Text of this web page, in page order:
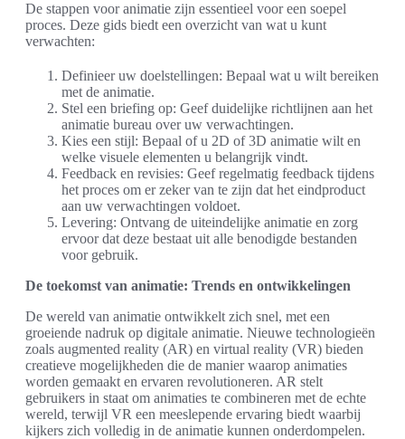
De stappen voor animatie zijn essentieel voor een soepel
proces. Deze gids biedt een overzicht van wat u kunt
verwachten:
Definieer uw doelstellingen: Bepaal wat u wilt bereiken
met de animatie.
Stel een briefing op: Geef duidelijke richtlijnen aan het
animatie bureau over uw verwachtingen.
Kies een stijl: Bepaal of u 2D of 3D animatie wilt en
welke visuele elementen u belangrijk vindt.
Feedback en revisies: Geef regelmatig feedback tijdens
het proces om er zeker van te zijn dat het eindproduct
aan uw verwachtingen voldoet.
Levering: Ontvang de uiteindelijke animatie en zorg
ervoor dat deze bestaat uit alle benodigde bestanden
voor gebruik.
De toekomst van animatie: Trends en ontwikkelingen
De wereld van animatie ontwikkelt zich snel, met een
groeiende nadruk op digitale animatie. Nieuwe technologieën
zoals augmented reality (AR) en virtual reality (VR) bieden
creatieve mogelijkheden die de manier waarop animaties
worden gemaakt en ervaren revolutioneren. AR stelt
gebruikers in staat om animaties te combineren met de echte
wereld, terwijl VR een meeslepende ervaring biedt waarbij
kijkers zich volledig in de animatie kunnen onderdompelen.